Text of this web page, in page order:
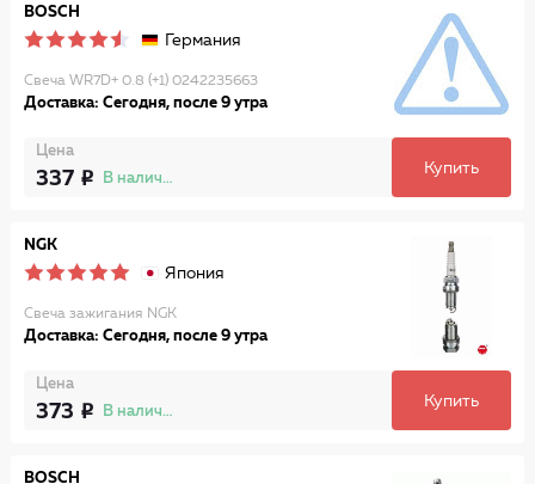
BOSCH
Германия
Свеча WR7D+ 0.8 (+1) 0242235663
Доставка: Сегодня, после 9 утра
Цена
337 В наличии
Купить
NGK
Япония
Свеча зажигания NGK
Доставка: Сегодня, после 9 утра
Цена
373 В наличии
Купить
BOSCH